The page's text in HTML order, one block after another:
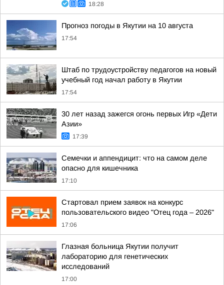
18:28
Прогноз погоды в Якутии на 10 августа
17:54
Штаб по трудоустройству педагогов на новый
учебный год начал работу в Якутии
17:54
30 лет назад зажегся огонь первых Игр «Дети
Азии»
17:39
Семечки и аппендицит: что на самом деле
опасно для кишечника
17:10
Стартовал прием заявок на конкурс
пользовательского видео "Отец года – 2026"
17:06
Глазная больница Якутии получит
лабораторию для генетических
исследований
17:00